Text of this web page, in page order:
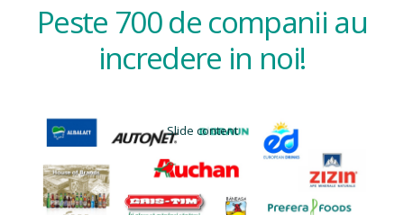
Peste 700 de companii au
incredere in noi!
Slide content